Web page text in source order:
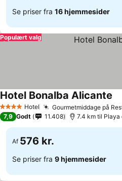
Se priser fra 16 hjemmesider
Populært valg
4 StjernerHotel Gourmetmiddage på
Hotel Bonalba Alicante
7,9 Godt 11.408 7.4 km til Playa
Af 576 kr.
Se priser fra 9 hjemmesider